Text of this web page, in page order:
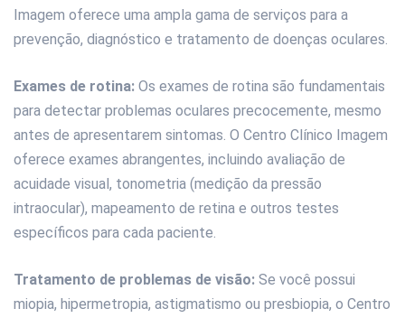
Imagem oferece uma ampla gama de serviços para a
prevenção, diagnóstico e tratamento de doenças oculares.
Exames de rotina: Os exames de rotina são fundamentais
para detectar problemas oculares precocemente, mesmo
antes de apresentarem sintomas. O Centro Clínico Imagem
oferece exames abrangentes, incluindo avaliação de
acuidade visual, tonometria (medição da pressão
intraocular), mapeamento de retina e outros testes
específicos para cada paciente.
Tratamento de problemas de visão: Se você possui
miopia, hipermetropia, astigmatismo ou presbiopia, o Centro